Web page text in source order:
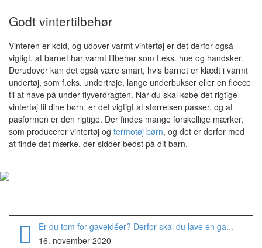
Godt vintertilbehør
Vinteren er kold, og udover varmt vintertøj er det derfor også
vigtigt, at barnet har varmt tilbehør som f.eks. hue og handsker.
Derudover kan det også være smart, hvis barnet er klædt i varmt
undertøj, som f.eks. undertrøje, lange underbukser eller en fleece
til at have på under flyverdragten. Når du skal købe det rigtige
vintertøj til dine børn, er det vigtigt at størrelsen passer, og at
pasformen er den rigtige. Der findes mange forskellige mærker,
som producerer vintertøj og termotøj børn, og det er derfor med
at finde det mærke, der sidder bedst på dit barn.
Er du tom for gaveidéer? Derfor skal du lave en ga...
16. november 2020